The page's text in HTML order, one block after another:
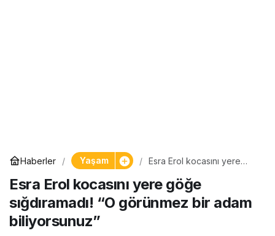
Haberler Yaşam
Esra Erol kocasını yere
görünmez bir adam
biliyorsunuz”
Esra Erol kocasını yere göğe
sığdıramadı! “O görünmez bir adam
biliyorsunuz”